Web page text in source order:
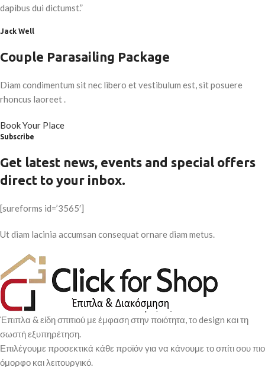
dapibus dui dictumst.”
Jack Well
Couple Parasailing Package
Diam condimentum sit nec libero et vestibulum est, sit posuere
rhoncus laoreet .
Book Your Place
Subscribe
Get latest news, events and special offers
direct to your inbox.
[sureforms id=’3565′]
Ut diam lacinia accumsan consequat ornare diam metus.
Έπιπλα & είδη σπιτιού με έμφαση στην ποιότητα, το design και τη
σωστή εξυπηρέτηση.
Επιλέγουμε προσεκτικά κάθε προϊόν για να κάνουμε το σπίτι σου πιο
όμορφο και λειτουργικό.